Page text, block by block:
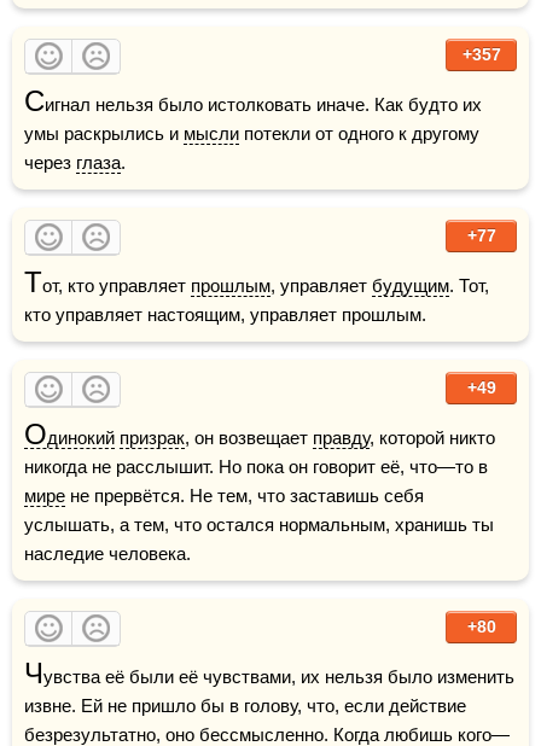
+357
Сигнал нельзя было истолковать иначе. Как будто их
умы раскрылись и мысли потекли от одного к другому
через глаза.
+77
Тот, кто управляет прошлым, управляет будущим. Тот,
кто управляет настоящим, управляет прошлым.
+49
Одинокий призрак, он возвещает правду, которой никто
мире не прервётся. Не тем, что заставишь себя
услышать, а тем, что остался нормальным, хранишь ты
наследие человека.
+80
Чувства её были её чувствами, их нельзя было изменить
извне. Ей не пришло бы в голову, что, если действие
безрезультатно, оно бессмысленно. Когда любишь кого—